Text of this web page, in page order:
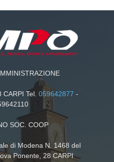
CARPI Tel.059642877 -
SOC. COOP
di Modena N. 1468 del
Ponente, 28 CARPI